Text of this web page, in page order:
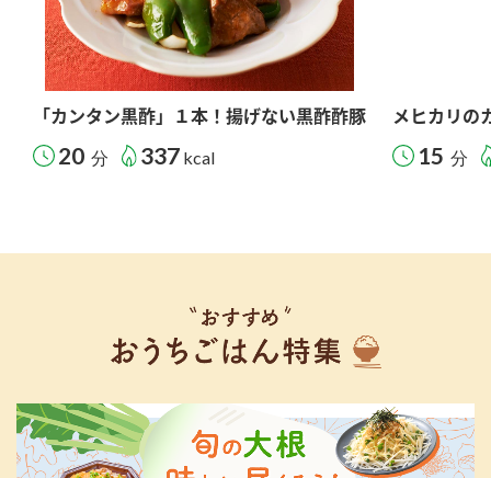
「カンタン黒酢」１本！揚げない黒酢酢豚
20 分 337 kcal
メヒカリの
15 分